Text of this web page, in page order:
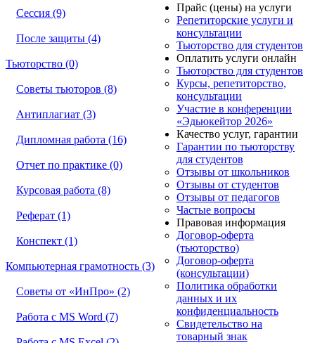
Сессия (9)
После защиты (4)
Тьюторство (0)
Советы тьюторов (8)
Антиплагиат (3)
Дипломная работа (16)
Отчет по практике (0)
Курсовая работа (8)
Реферат (1)
Конспект (1)
Компьютерная грамотность (3)
Советы от «ИнПро» (2)
Работа с MS Word (7)
Прайс (цены) на услуги
Репетиторские услуги и
консультации
Тьюторство для студентов
Оплатить услуги онлайн
Тьюторство для студентов
Курсы, репетиторство,
консультации
Участие в конференции
«Эдьюкейтор 2026»
Качество услуг, гарантии
Гарантии по тьюторству
для студентов
Отзывы от школьников
Отзывы от студентов
Отзывы от педагогов
Частые вопросы
Правовая информация
Договор-оферта
(тьюторство)
Договор-оферта
(консультации)
Политика обработки
данных и их
конфиденциальность
Свидетельство на
товарный знак